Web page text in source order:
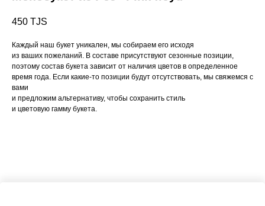
450 TJS
Каждый наш букет уникален, мы собираем его исходя
из ваших пожеланий. В составе присутствуют сезонные позиции,
поэтому состав букета зависит от наличия цветов в определенное
время года. Если какие-то позиции будут отсутствовать, мы свяжемся с
вами
и предложим альтернативу, чтобы сохранить стиль
и цветовую гамму букета.